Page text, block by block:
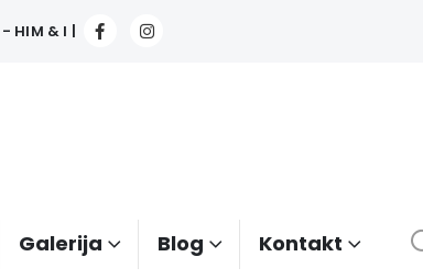
- HIM & I |
Galerija Blog Kontakt